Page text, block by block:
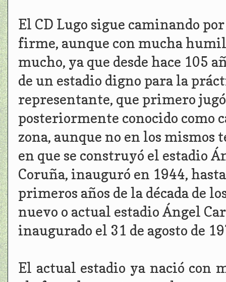
El CD Lugo sigue caminando
firme, aunque con mucha
mucho, ya que desde hace 105
de un estadio digno para la
representante, que primero
posteriormente conocido como
zona, aunque no en los mismos
en que se construyó el estadio
Coruña, inauguró en 1944,
primeros años de la década de
nuevo o actual estadio Ángel
inaugurado el 31 de agosto de
El actual estadio ya nació con